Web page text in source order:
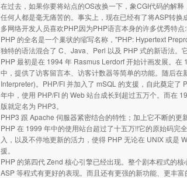
在过去，如果你要将站点的OS改换一下，象CGI代码的解
任何人都是毫无痛苦的。事实上，现在已经有了将ASP转
多网络开发人员喜欢PHP,因为PHP语言本身的许多优秀特
PHP 的全名是一个巢状的缩写名称，"PHP: Hypertext
独特的语法混合了 C、Java、Perl 以及 PHP 式的新语法。
PHP 最初是在 1994 年 Rasmus Lerdorf 开始计画发展。
中，提供了访客留言本、访客计数器等简单的功能。随后
Interpreter)。PHP/FI 并加入了 mSQL 的支援，自此奠定
年中，使用 PHP/FI 的 Web 站台成长到超过五万个。而在
版就定名为 PHP3。
PHP3 跟 Apache 伺服器紧密结合的特性；加上它不断的
PHP 在 1999 年中的使用站台超过了十五万!!它的原始码完
入，以及不停地更新的活力，使得 PHP 无论在 UNIX 或是
援。
PHP 的第四代 Zend 核心引擎已经出现。整个剧本程式的
ASP 等程式有更好的表现。而且还有更强的新功能、更丰